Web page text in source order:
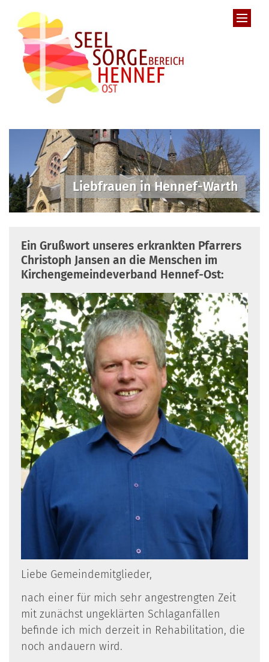
Liebfrauen in Hennef-Warth
Ein Grußwort unseres erkrankten Pfarrers
Christoph Jansen an die Menschen im
Kirchengemeindeverband Hennef-Ost:
Liebe Gemeindemitglieder,
nach einer für mich sehr angestrengten Zeit
mit zunächst ungeklärten Schlaganfällen
befinde ich mich derzeit in Rehabilitation, die
noch andauern wird.